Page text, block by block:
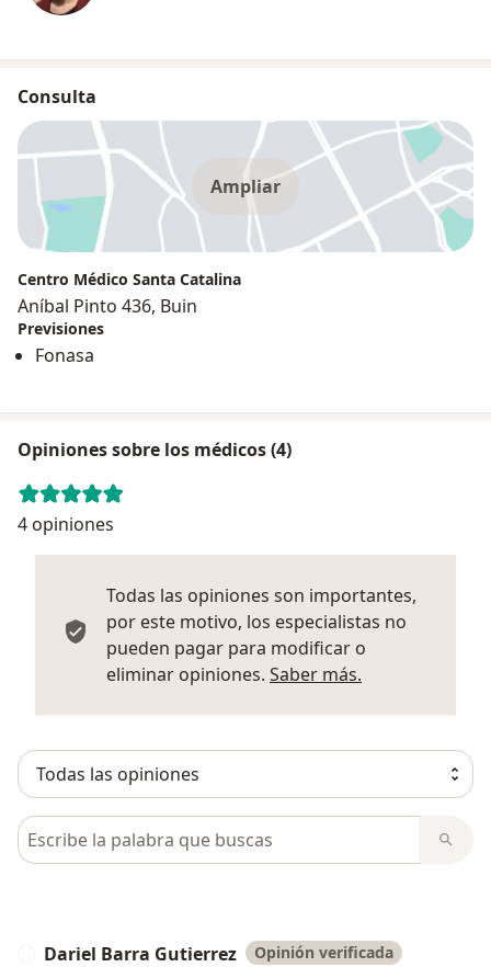
Consulta
Ampliar
Centro Médico Santa Catalina
Aníbal Pinto 436, Buin
Previsiones
Fonasa
Opiniones sobre los médicos (4)
4 opiniones
Todas las opiniones son importantes,
por este motivo, los especialistas no
pueden pagar para modificar o
eliminar opiniones. Saber más.
Busca en opiniones
Dariel Barra Gutierrez Opinión verificada